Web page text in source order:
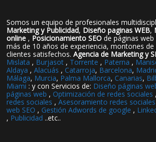
Somos un equipo de profesionales
Marketing y Publicidad, Diseño paginas WEB,
online , Posicionamiento SEO de páginas
más de 10 años de experiencia, montones
clientes satisfechos.Agencia de Marketing y
Mislata , Burjasot , Torrente , Paterna ,
Aldaya ,Alacuás , Catarroja, Barcelona,
Málaga, Murcia, Palma Mallorca, Canarias,
Miami : y con Servicios de: Diseño páginas
páginas web , Optimización de redes sociales ,
redes sociales ,Asesoramiento redes sociales
web SEO , Gestión Adwords de google ,
, Publicidad ..etc..